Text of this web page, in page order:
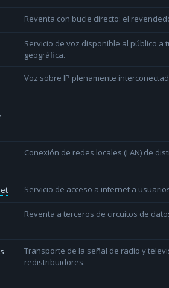
Reventa con bucle directo: el
Servicio de voz disponible al público
geográfica.
Voz sobre IP plenamente
Conexión de redes locales (LAN) de
Servicio de acceso a internet a
Reventa a terceros de circuitos de
Transporte de la señal de radio y
redistribuidores.